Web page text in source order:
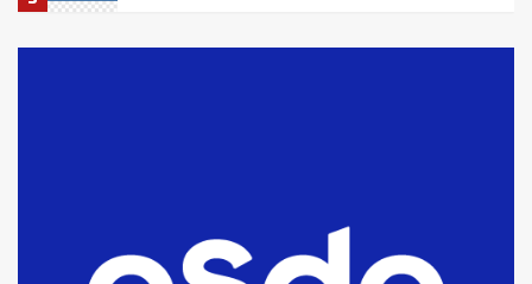
fueron detenidos por
comercialización de drogas en la
tarde del sábado